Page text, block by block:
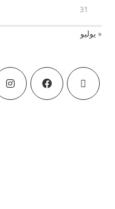
31
« يوليو